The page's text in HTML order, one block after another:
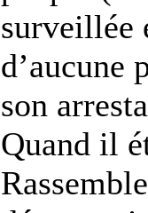
surveillée
d’aucune
son
Quand il